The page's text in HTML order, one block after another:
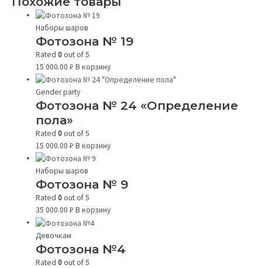
Наборы шаров
Фотозона № 19
Rated0out of 5
15 000.00₽ В корзину
Gender party
Фотозона № 24 «Определение
пола»
Rated0out of 5
15 000.00₽ В корзину
Наборы шаров
Фотозона № 9
Rated0out of 5
35 000.00₽ В корзину
Девочкам
Фотозона №4
Rated0out of 5